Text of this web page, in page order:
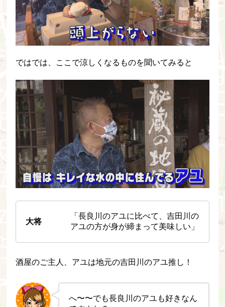
ではでは、ここで涼しくなるものを聞いてみると
大将
「長良川のアユに比べて、吉田川の
アユの方が身が締まって美味しい」
酒屋のご主人、アユは地元の吉田川のアユ推し！
へ〜〜でも長良川のアユも好きなん